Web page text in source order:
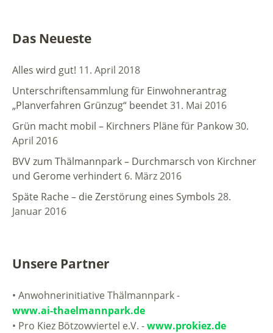
Das Neueste
Alles wird gut! 11. April 2018
Unterschriftensammlung für Einwohnerantrag
„Planverfahren Grünzug“ beendet31. Mai 2016
Grün macht mobil – Kirchners Pläne für Pankow30.
April 2016
BVV zum Thälmannpark – Durchmarsch von Kirchner
und Gerome verhindert 6. März 2016
Späte Rache – die Zerstörung eines Symbols 28.
Januar 2016
Unsere Partner
• Anwohnerinitiative Thälmannpark -
www.ai-thaelmannpark.de
• Pro Kiez Bötzowviertel e.V. -www.prokiez.de